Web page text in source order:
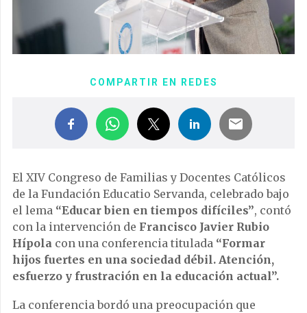
COMPARTIR EN REDES
El XIV Congreso de Familias y Docentes Católicos
de la Fundación Educatio Servanda, celebrado bajo
el lema “Educar bien en tiempos difíciles”, contó
con la intervención de Francisco Javier Rubio
Hípola con una conferencia titulada “Formar
hijos fuertes en una sociedad débil. Atención,
esfuerzo y frustración en la educación actual”.
La conferencia bordó una preocupación que